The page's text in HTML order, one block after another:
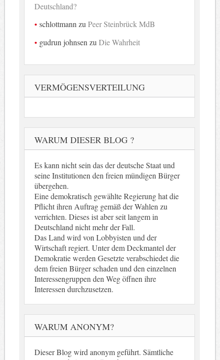
Deutschland?
schlottmann zuPeer Steinbrück MdB
gudrun johnsen zuDie Wahrheit
VERMÖGENSVERTEILUNG
WARUM DIESER BLOG ?
Es kann nicht sein das der deutsche Staat und
seine Institutionen den freien mündigen Bürger
übergehen.
Eine demokratisch gewählte Regierung hat die
Pflicht ihren Auftrag gemäß der Wahlen zu
verrichten. Dieses ist aber seit langem in
Deutschland nicht mehr der Fall.
Das Land wird von Lobbyisten und der
Wirtschaft regiert. Unter dem Deckmantel der
Demokratie werden Gesetzte verabschiedet die
dem freien Bürger schaden und den einzelnen
Interessengruppen den Weg öffnen ihre
Interessen durchzusetzen.
WARUM ANONYM?
Dieser Blog wird anonym geführt. Sämtliche